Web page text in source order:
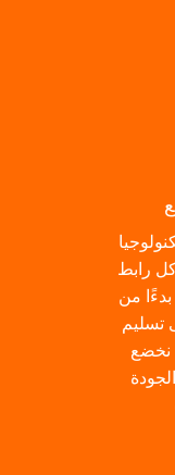
رابط
بدءًا من
تسليم
نخضع